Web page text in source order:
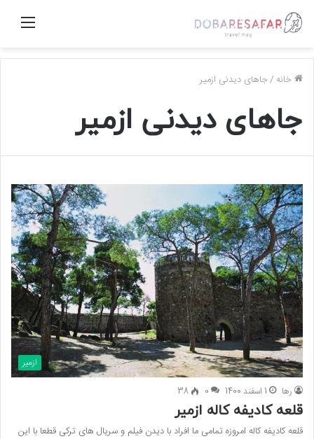
منو
خانه /جاهای دیدنی ازمیر
جاهای دیدنی ازمیر
ازمیر
رها 1 اسفند 1400 0
38
قلعه کادیفه کاله ازمیر
قلعه کادیفه کاله امروزه تمامی ما افراد با ديدن فيلم و سريال های تركی قطعا با اين